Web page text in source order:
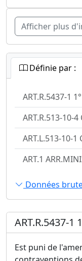
Afficher plus
Définie par :
ART.R.5437-1
ART.R.513-10-4
ART.L.513-10-1
ART.1
Données
ART.R.5437-1
Est puni de